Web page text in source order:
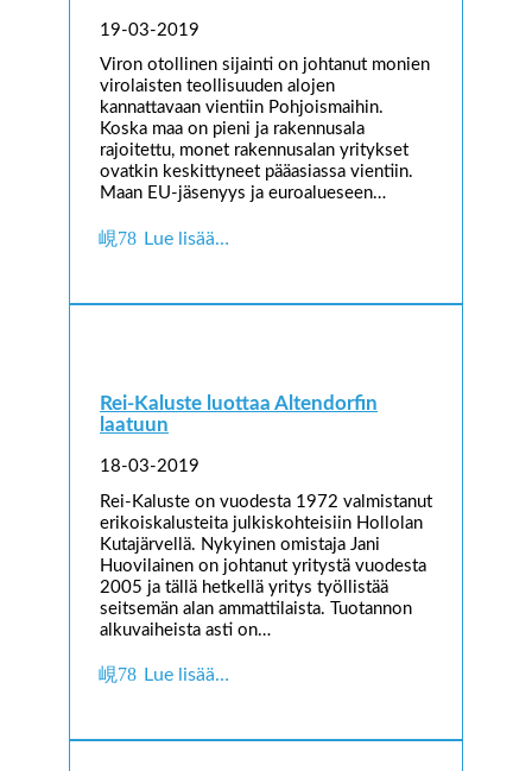
19-03-2019
Viron otollinen sijainti on johtanut monien
virolaisten teollisuuden alojen
kannattavaan vientiin Pohjoismaihin.
Koska maa on pieni ja rakennusala
rajoitettu, monet rakennusalan yritykset
ovatkin keskittyneet pääasiassa vientiin.
Maan EU-jäsenyys ja euroalueseen…
Lue lisää…
Rei-Kaluste luottaa Altendorfin
laatuun
18-03-2019
Rei-Kaluste on vuodesta 1972 valmistanut
erikoiskalusteita julkiskohteisiin Hollolan
Kutajärvellä. Nykyinen omistaja Jani
Huovilainen on johtanut yritystä vuodesta
2005 ja tällä hetkellä yritys työllistää
seitsemän alan ammattilaista. Tuotannon
alkuvaiheista asti on…
Lue lisää…